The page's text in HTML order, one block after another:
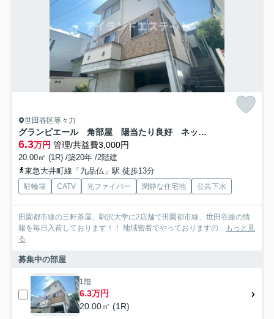
世田谷区等々力
グランピエール 角部屋 陽当たり良好 ネット無料
6.3万円 管理/共益費3,000円
20.00㎡ (1R) /築20年 /2階建
東急大井町線「九品仏」駅 徒歩13分
駐輪場 CATV 光ファイバー 閑静な住宅地 公共下水
田園都市線の三軒茶屋、駒沢大学に2店舗で田園都市線、世田谷線の情
報を毎日入荷しております！！ 地域密着でやっておりますの... もっと見
る
募集中の部屋
1階
6.3万円
20.00㎡ (1R)